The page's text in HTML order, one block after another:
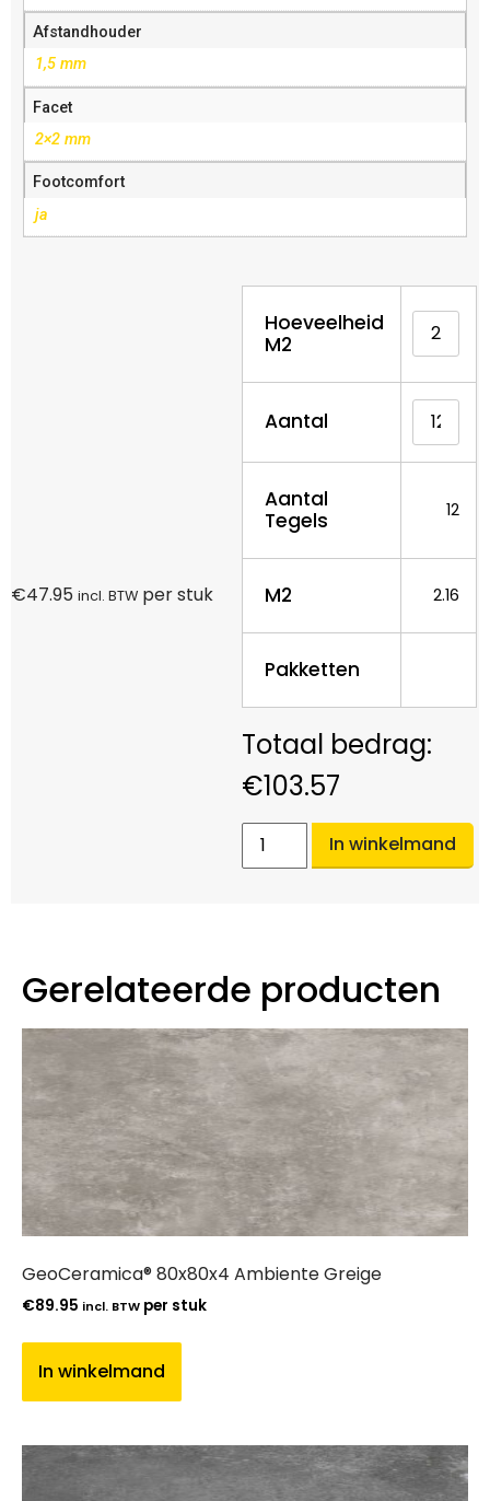
Afstandhouder
1,5 mm
Facet
2×2 mm
Footcomfort
ja
€47.95 incl. BTW per stuk
Hoeveelheid
M2
Aantal
Aantal
Tegels
12
M2 2.16
Pakketten
€103.57
In winkelmand
Gerelateerde producten
GeoCeramica® 80x80x4 Ambiente Greige
€89.95 incl. BTW per stuk
In winkelmand